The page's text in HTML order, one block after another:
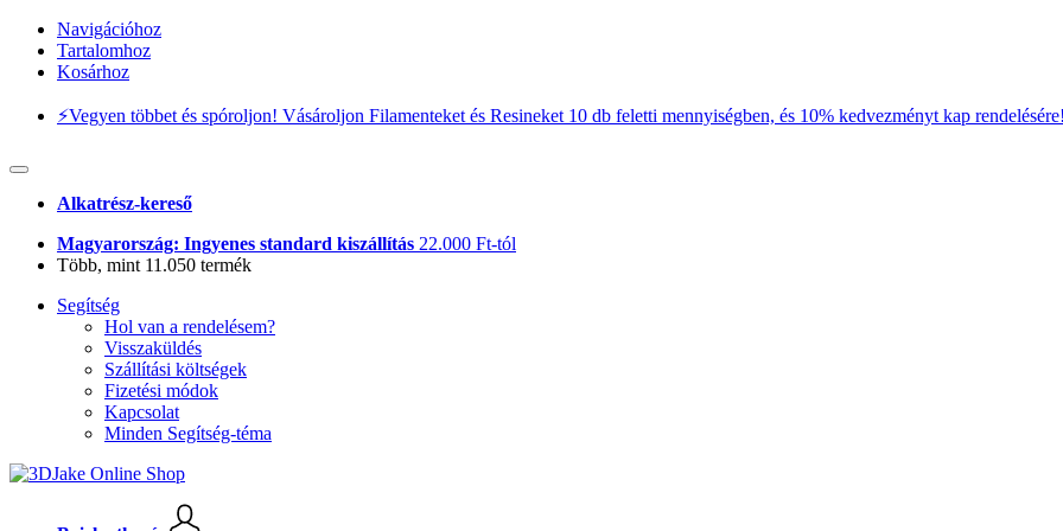
Navigációhoz
Tartalomhoz
Kosárhoz
⚡️Vegyen többet és spóroljon! Vásároljon Filamenteket és Resineket 10 db feletti mennyiségben, és 10% kedvezményt kap
Alkatrész-kereső
Magyarország: Ingyenes standard kiszállítás 22.000 Ft-tól
Több, mint 11.050 termék
Segítség
Hol van a rendelésem?
Visszaküldés
Szállítási költségek
Fizetési módok
Kapcsolat
Minden Segítség-téma